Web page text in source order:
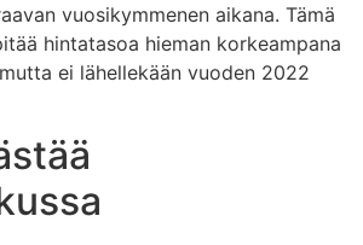
vuosikymmenen aikana. Tämä
hintatasoa hieman korkeampana
ei lähellekään vuoden 2022